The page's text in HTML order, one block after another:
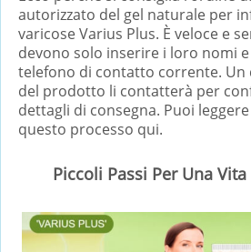
autorizzato del gel naturale per
varicose Varius Plus. È veloce e
devono solo inserire i loro nomi
telefono di contatto corrente.
del prodotto li contatterà per
dettagli di consegna. Puoi
questo processo qui.
Piccoli Passi Per Una